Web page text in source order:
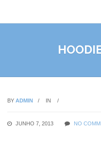
BY ADMIN IN
JUNHO 7, 2013 NO